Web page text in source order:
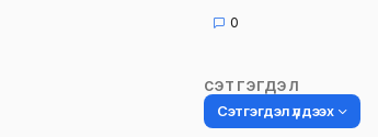
0
СЭТГЭГДЭЛ
Сэтгэгдэл үлдээх